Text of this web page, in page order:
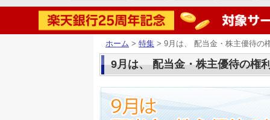
ホーム > 特集 > 9月は、 配当金・株主優待の
9月は、 配当金・株主優待の権